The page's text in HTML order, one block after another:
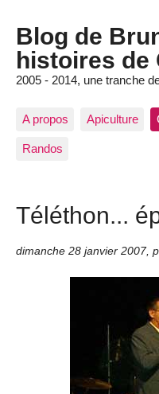
Blog de
histoires de
2005 - 2014, une tranche
A propos Apiculture
Randos
Téléthon...
dimanche 28 janvier 2007,